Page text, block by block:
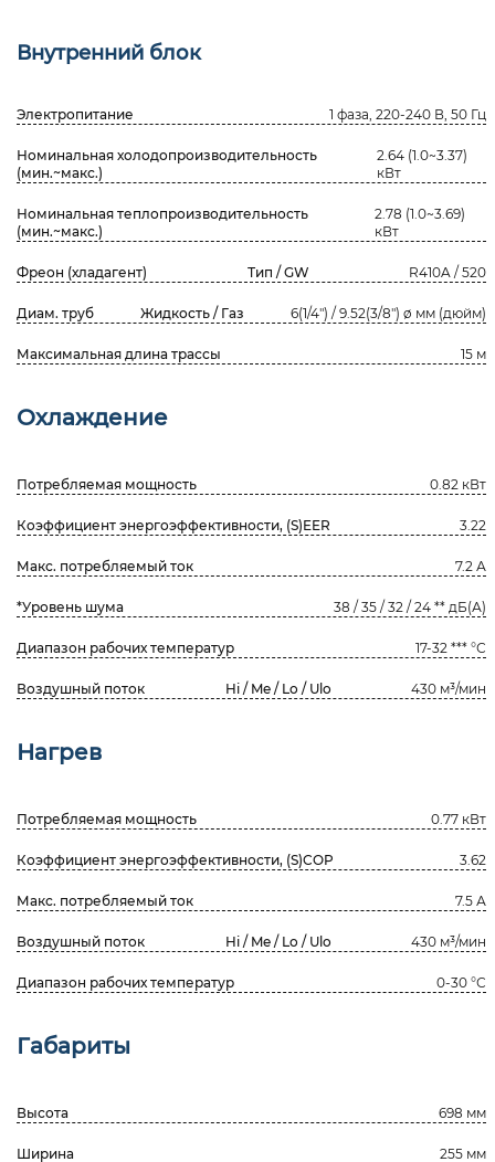
Внутренний блок
Электропитание 1 фаза, 220-240 В, 50 Гц
Номинальная холодопроизводительность
(мин.~макс.)
2.64 (1.0~3.37)
кВт
Номинальная теплопроизводительность
(мин.~макс.)
2.78 (1.0~3.69)
кВт
Фреон (хладагент) Тип / GW R410A / 520
Диам. труб Жидкость / Газ 6(1/4") / 9.52(3/8") ø мм (дюйм)
Максимальная длина трассы 15 м
Охлаждение
Потребляемая мощность 0.82 кВт
Коэффициент энергоэффективности, (S)EER 3.22
Макс. потребляемый ток 7.2 А
*Уровень шума 38 / 35 / 32 / 24 ** дБ(А)
Диапазон рабочих температур 17-32 *** °С
Воздушный поток Hi / Me / Lo / Ulo 430 м³/мин
Нагрев
Потребляемая мощность 0.77 кВт
Коэффициент энергоэффективности, (S)COP 3.62
Макс. потребляемый ток 7.5 А
Воздушный поток Hi / Me / Lo / Ulo 430 м³/мин
Диапазон рабочих температур 0-30 °С
Габариты
Высота 698 мм
Ширина 255 мм